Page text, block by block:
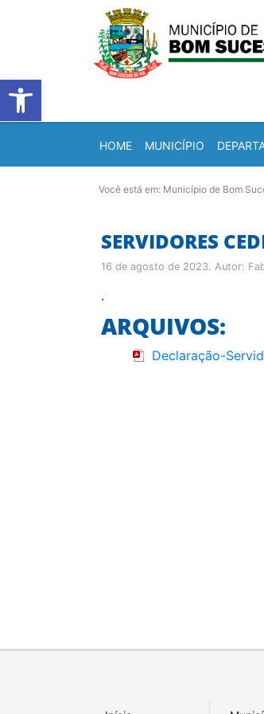
Barra de
HOME MUNICÍPIO
Você está em: Município de Bom
SERVIDORES
16 de agosto de 2023. Autor:
.
ARQUIVOS:
Declaração-